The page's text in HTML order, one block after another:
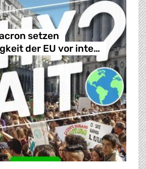
setzen
der EU vor inte…